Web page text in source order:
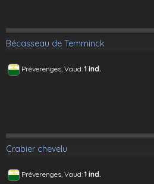
Bécasseau de Temminck
Préverenges, Vaud: 1 ind.
Crabier chevelu
Préverenges, Vaud: 1 ind.